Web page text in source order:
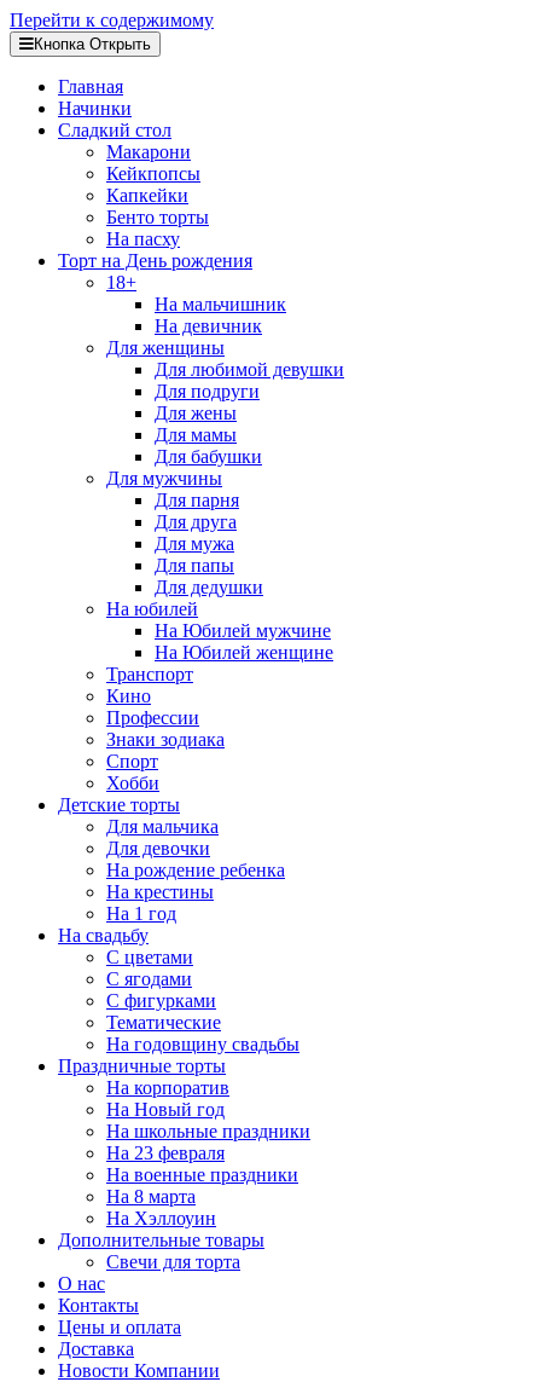
Перейти к содержимому
Кнопка Открыть
Главная
Начинки
Сладкий стол
Макарони
Кейкпопсы
Капкейки
Бенто торты
На пасху
Торт на День рождения
18+
На мальчишник
На девичник
Для женщины
Для любимой девушки
Для подруги
Для жены
Для мамы
Для бабушки
Для мужчины
Для парня
Для друга
Для мужа
Для папы
Для дедушки
На юбилей
На Юбилей мужчине
На Юбилей женщине
Транспорт
Кино
Профессии
Знаки зодиака
Спорт
Хобби
Детские торты
Для мальчика
Для девочки
На рождение ребенка
На крестины
На 1 год
На свадьбу
С цветами
С ягодами
С фигурками
Тематические
На годовщину свадьбы
Праздничные торты
На корпоратив
На Новый год
На школьные праздники
На 23 февраля
На военные праздники
На 8 марта
На Хэллоуин
Дополнительные товары
Свечи для торта
О нас
Контакты
Цены и оплата
Доставка
Новости Компании